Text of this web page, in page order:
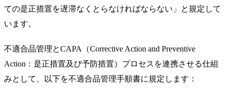
ての是正措置を遅滞なくとらなければならない」と規定して
います。
不適合品管理とCAPA（Corrective Action and Preventive
Action：是正措置及び予防措置）プロセスを連携させる仕組
みとして、以下を不適合品管理手順書に規定します：